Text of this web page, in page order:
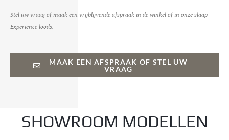
Stel uw vraag of maak een vrijblijvende afspraak in de winkel of in onze slaap
Experience loods.
MAAK EEN AFSPRAAK OF STEL UW
VRAAG
SHOWROOM MODELLEN